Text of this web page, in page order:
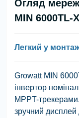
Огляд
MIN 6000TL-X
Легкий у
Growatt MIN
інвертор
MPPT-
зручний